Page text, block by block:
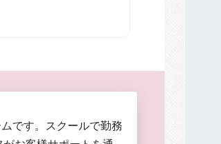
です。スクールで勤務